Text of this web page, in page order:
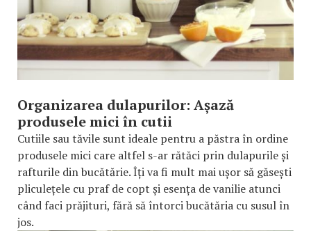
Organizarea dulapurilor: Așază
produsele mici în cutii
Cutiile sau tăvile sunt ideale pentru a păstra în ordine
produsele mici care altfel s-ar rătăci prin dulapurile și
rafturile din bucătărie. Îți va fi mult mai ușor să găsești
pliculețele cu praf de copt și esența de vanilie atunci
când faci prăjituri, fără să întorci bucătăria cu susul în
jos.